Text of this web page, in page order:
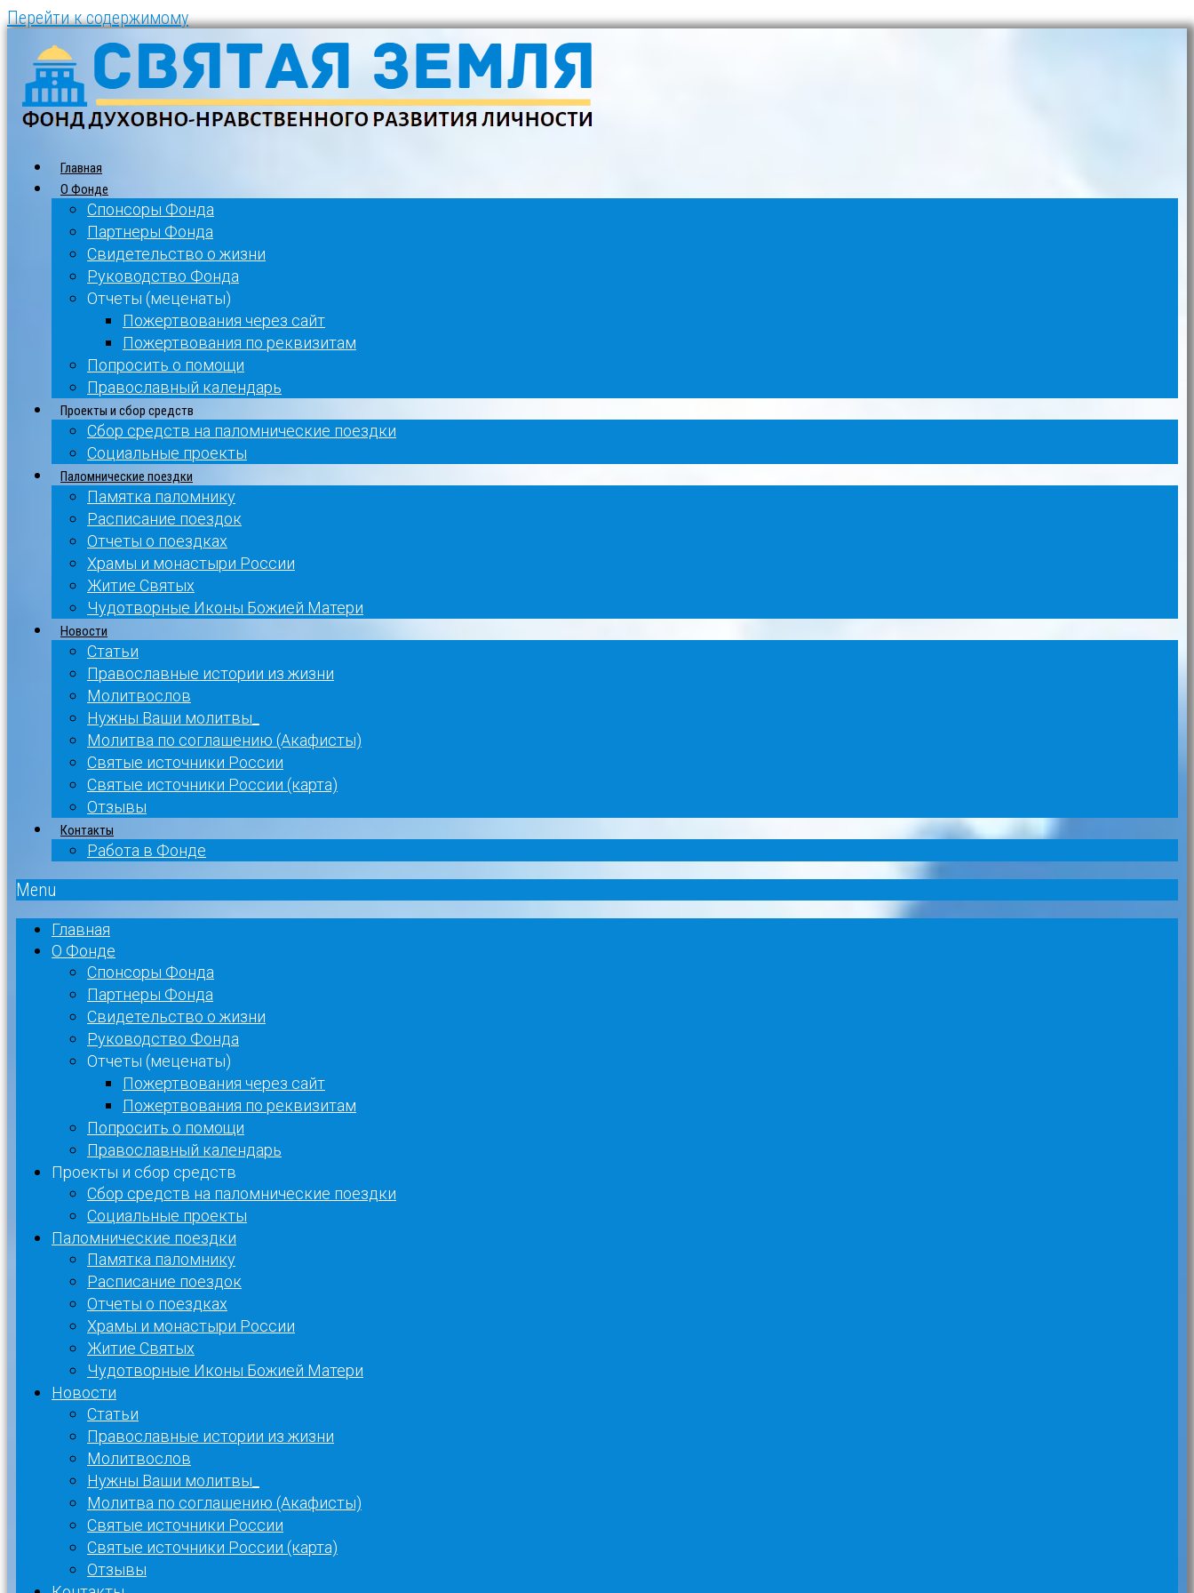
Перейти к содержимому
Главная
О Фонде
Спонсоры Фонда
Партнеры Фонда
Свидетельство о жизни
Руководство Фонда
Отчеты (меценаты)
Пожертвования через сайт
Пожертвования по реквизитам
Попросить о помощи
Православный календарь
Проекты и сбор средств
Сбор средств на паломнические поездки
Социальные проекты
Паломнические поездки
Памятка паломнику
Расписание поездок
Отчеты о поездках
Храмы и монастыри России
Житие Святых
Чудотворные Иконы Божией Матери
Новости
Статьи
Православные истории из жизни
Молитвослов
Нужны Ваши молитвы_
Молитва по соглашению (Акафисты)
Святые источники России
Святые источники России (карта)
Отзывы
Контакты
Работа в Фонде
Menu
Главная
О Фонде
Спонсоры Фонда
Партнеры Фонда
Свидетельство о жизни
Руководство Фонда
Отчеты (меценаты)
Пожертвования через сайт
Пожертвования по реквизитам
Попросить о помощи
Православный календарь
Проекты и сбор средств
Сбор средств на паломнические поездки
Социальные проекты
Паломнические поездки
Памятка паломнику
Расписание поездок
Отчеты о поездках
Храмы и монастыри России
Житие Святых
Чудотворные Иконы Божией Матери
Новости
Статьи
Православные истории из жизни
Молитвослов
Нужны Ваши молитвы_
Молитва по соглашению (Акафисты)
Святые источники России
Святые источники России (карта)
Отзывы